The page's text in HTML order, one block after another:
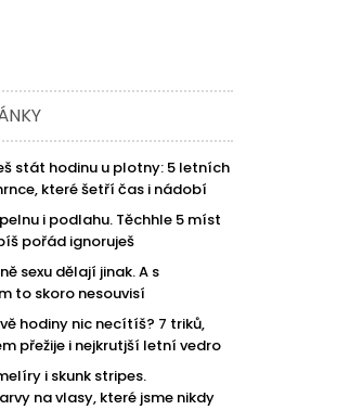
stát hodinu u plotny: 5 letních
které šetří čas i nádobí
i podlahu. Těchhle 5 míst
pořád ignoruješ
sexu dělají jinak. A s
to skoro nesouvisí
hodiny nic necítíš? 7 triků,
přežije i nejkrutjší letní vedro
i skunk stripes.
na vlasy, které jsme nikdy